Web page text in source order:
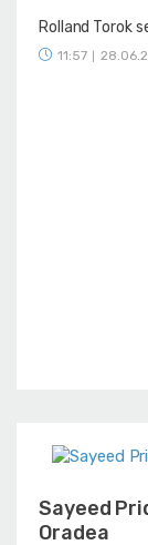
Rolland Torok
11:57
Sayeed
Oradea